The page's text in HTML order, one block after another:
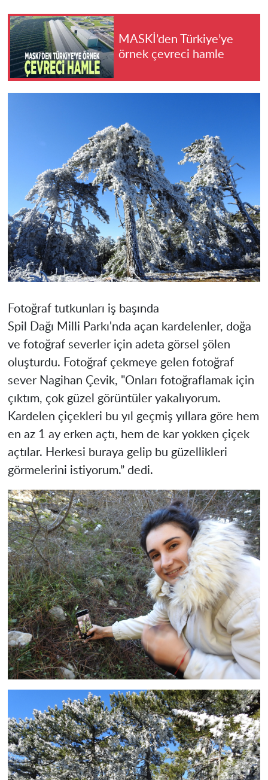
MASKİ’den Türkiye’ye
örnek çevreci hamle
Fotoğraf tutkunları iş başında
Spil Dağı Milli Parkı'nda açan kardelenler, doğa
ve fotoğraf severler için adeta görsel şölen
oluşturdu. Fotoğraf çekmeye gelen fotoğraf
sever Nagihan Çevik, "Onları fotoğraflamak için
çıktım, çok güzel görüntüler yakalıyorum.
Kardelen çiçekleri bu yıl geçmiş yıllara göre hem
en az 1 ay erken açtı, hem de kar yokken çiçek
açtılar. Herkesi buraya gelip bu güzellikleri
görmelerini istiyorum.” dedi.